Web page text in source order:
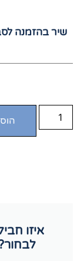
שיר בהזמנה
איזו